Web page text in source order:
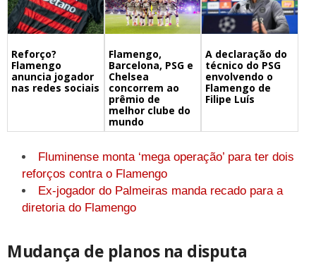
Reforço?
Flamengo
anuncia jogador
nas redes sociais
Flamengo,
Barcelona, PSG e
Chelsea
concorrem ao
prêmio de
melhor clube do
mundo
A declaração do
técnico do PSG
envolvendo o
Flamengo de
Filipe Luís
Fluminense monta ‘mega operação’ para ter dois
reforços contra o Flamengo
Ex-jogador do Palmeiras manda recado para a
diretoria do Flamengo
Mudança de planos na disputa